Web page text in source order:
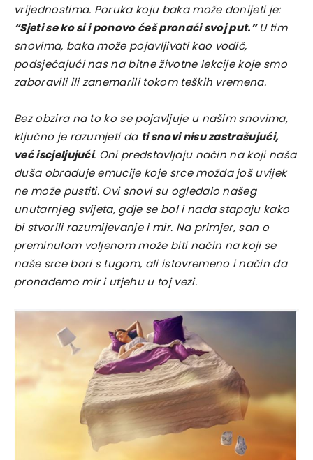
vrijednostima. Poruka koju baka može donijeti je:
“Sjeti se ko si i ponovo ćeš pronaći svoj put.”U tim
snovima, baka može pojavljivati kao vodič,
podsjećajući nas na bitne životne lekcije koje smo
zaboravili ili zanemarili tokom teških vremena.
Bez obzira na to ko se pojavljuje u našim snovima,
ključno je razumjeti da ti snovi nisu zastrašujući,
već iscjeljujući. Oni predstavljaju način na koji naša
duša obrađuje emucije koje srce možda još uvijek
ne može pustiti. Ovi snovi su ogledalo našeg
unutarnjeg svijeta, gdje se bol i nada stapaju kako
bi stvorili razumijevanje i mir. Na primjer, san o
preminulom voljenom može biti način na koji se
naše srce bori s tugom, ali istovremeno i način da
pronađemo mir i utjehu u toj vezi.